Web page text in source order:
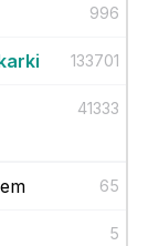
996
133701
41333
65
5